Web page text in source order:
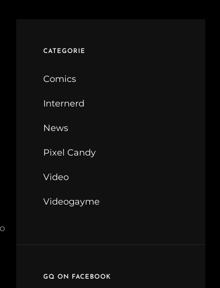
CATEGORIE
Comics
Internerd
News
Pixel Candy
Video
Videogayme
GQ ON FACEBOOK